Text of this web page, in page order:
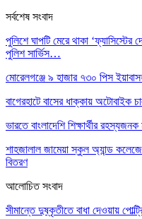
সর্বশেষ সংবাদ
পুলিশে ঘাপটি মেরে থাকা ‘ফ্যাসিস্টের
পুলিশ সার্ভিস…
মোরেলগঞ্জে ৯ হাজার ৭৩০ পিস
বাগেরহাটে বাসের ধাক্কায়
ভারতে বাংলাদেশি শিক্ষার্থীর
শাহজালাল জামেয়া স্কুল অ্যান্ড
বিতরণ
আলোচিত সংবাদ
সীমান্তে দুষ্কৃতীতে বাধা দেওয়ায়